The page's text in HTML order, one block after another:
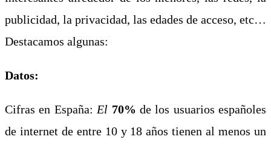
publicidad, la privacidad, las edades de acceso, etc…
Destacamos algunas:
Datos:
Cifras en España: El 70% de los usuarios españoles
de internet de entre 10 y 18 años tienen al menos un